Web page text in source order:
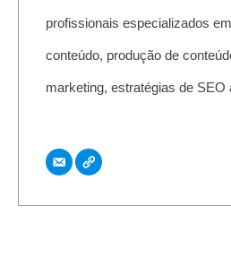
profissionais especializados
conteúdo, produção de
marketing, estratégias de SEO